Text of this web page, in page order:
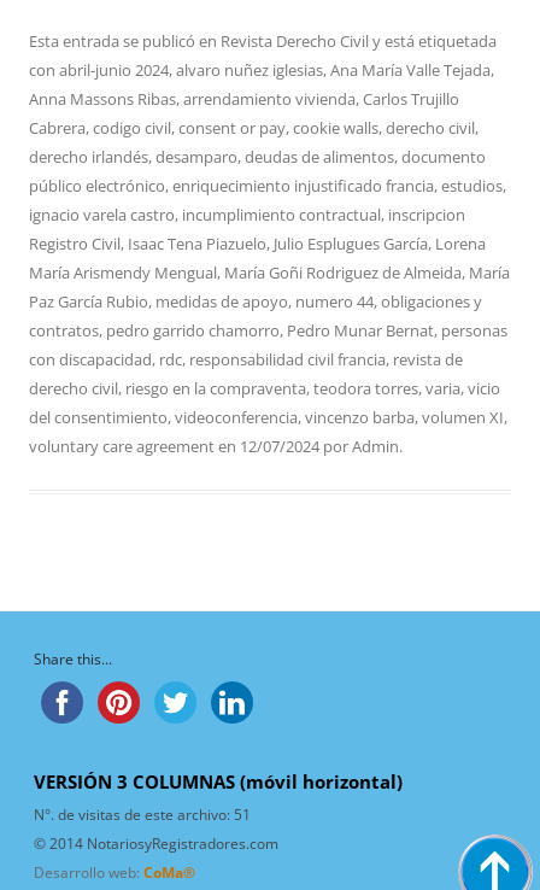
Esta entrada se publicó en Revista Derecho Civily está etiquetada
con abril-junio 2024,alvaro nuñez iglesias,Ana María Valle Tejada,
Anna Massons Ribas,arrendamiento vivienda,Carlos Trujillo
Cabrera,codigo civil,consent or pay,cookie walls,derecho civil,
derecho irlandés,desamparo,deudas de alimentos,documento
público electrónico,enriquecimiento injustificado francia,estudios,
ignacio varela castro, incumplimiento contractual, inscripcion
Registro Civil, Isaac Tena Piazuelo, Julio Esplugues García, Lorena
María Arismendy Mengual, María Goñi Rodriguez de Almeida, María
Paz García Rubio, medidas de apoyo, numero 44,obligaciones y
contratos, pedro garrido chamorro, Pedro Munar Bernat, personas
con discapacidad, rdc, responsabilidad civil francia, revista de
derecho civil, riesgo en la compraventa,teodora torres,varia,vicio
del consentimiento,videoconferencia,vincenzo barba,volumen XI,
voluntary care agreementen 12/07/2024porAdmin.
Share this...
VERSIÓN 3 COLUMNAS (móvil horizontal)
N°. de visitas de este archivo: 51
© 2014 NotariosyRegistradores.com
Desarrollo web: CoMa®